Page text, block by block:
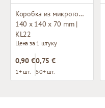
Коробка из микрогофрокартона с окном
140 x 140 x 70 mm |
KL22
Цена за 1 штуку
0,90 €
1+ шт.
0,75 €
50+ шт.